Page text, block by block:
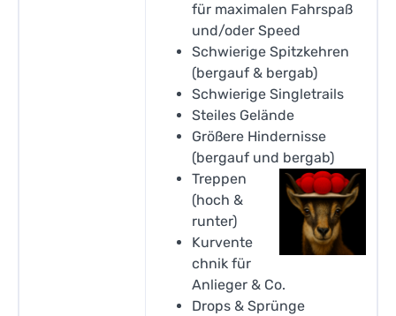
für maximalen Fahrspaß
und/oder Speed
Schwierige Spitzkehren
(bergauf & bergab)
Schwierige Singletrails
Steiles Gelände
Größere Hindernisse
(bergauf und bergab)
Treppen
(hoch &
runter)
Kurvente
chnik für
Anlieger & Co.
Drops & Sprünge